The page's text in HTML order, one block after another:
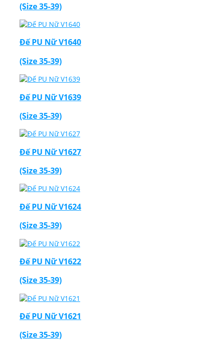
(Size 35-39)
Đế PU Nữ V1640
(Size 35-39)
Đế PU Nữ V1639
(Size 35-39)
Đế PU Nữ V1627
(Size 35-39)
Đế PU Nữ V1624
(Size 35-39)
Đế PU Nữ V1622
(Size 35-39)
Đế PU Nữ V1621
(Size 35-39)